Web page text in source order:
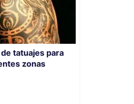
tatuajes para
zonas